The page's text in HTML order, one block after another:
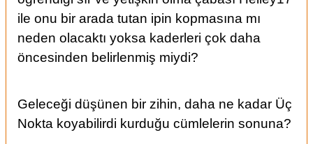
ile onu bir arada tutan ipin kopmasına mı
neden olacaktı yoksa kaderleri çok daha
öncesinden belirlenmiş miydi?
Geleceği düşünen bir zihin, daha ne kadar Üç
Nokta koyabilirdi kurduğu cümlelerin sonuna?